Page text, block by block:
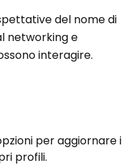
del nome di
networking e
interagire.
per aggiornare i
profili.